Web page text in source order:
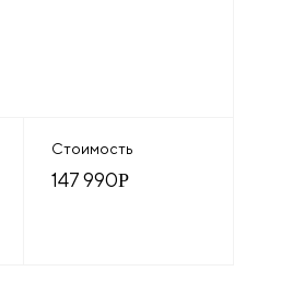
Стоимость
147 990Р